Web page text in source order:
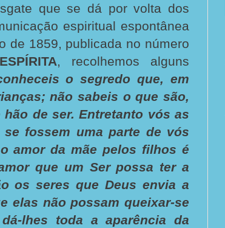
que se dá por volta dos
espiritual espontânea
de 1859, publicada no número
, recolhemos alguns
o segredo que, em
não sabeis o que são,
de ser. Entretanto vós as
fossem uma parte de vós
amor da mãe pelos filhos é
que um Ser possa ter a
os seres que Deus envia a
elas não possam queixar-se
lhes toda a aparência da